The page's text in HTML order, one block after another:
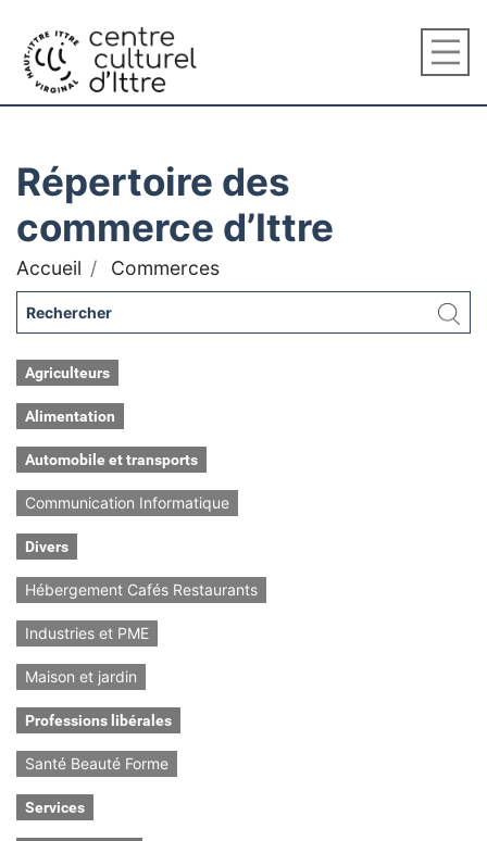
Répertoire des
commerce d’Ittre
Accueil Commerces
Agriculteurs
Alimentation
Automobile et transports
Communication Informatique
Divers
Hébergement Cafés Restaurants
Industries et PME
Maison et jardin
Professions libérales
Santé Beauté Forme
Services